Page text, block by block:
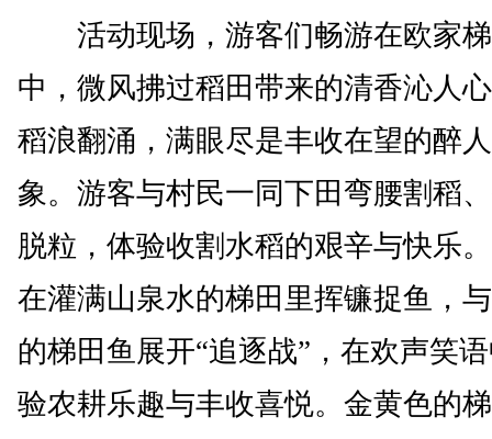
活动现场，游客们畅游在欧家
中，微风拂过稻田带来的清香沁人
稻浪翻涌，满眼尽是丰收在望的醉
象。游客与村民一同下田弯腰割稻
脱粒，体验收割水稻的艰辛与快乐
在灌满山泉水的梯田里挥镰捉鱼，
的梯田鱼展开“追逐战”，在欢声笑
验农耕乐趣与丰收喜悦。金黄色的